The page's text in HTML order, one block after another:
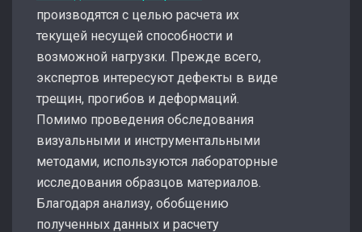
производятся с целью расчета их
текущей несущей способности и
возможной нагрузки. Прежде всего,
экспертов интересуют дефекты в виде
трещин, прогибов и деформаций.
Помимо проведения обследования
визуальными и инструментальными
методами, используются лабораторные
исследования образцов материалов.
Благодаря анализу, обобщению
полученных данных и расчету